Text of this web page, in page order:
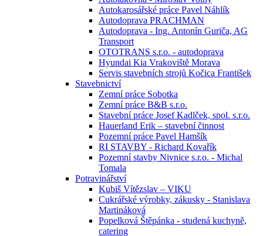
Autokarosářské práce Pavel Náhlík
Autodoprava PRACHMAN
Autodoprava - Ing. Antonín Guriča, AG
Transport
OTOTRANS s.r.o. - autodoprava
Hyundai Kia Vrakoviště Morava
Servis stavebních strojů Kočica František
Stavebnictví
Zemní práce Sobotka
Zemní práce B&B s.r.o.
Stavební práce Josef Kadlček, spol. s.r.o.
Hauerland Erik – stavební činnost
Pozemní práce Pavel Hamšík
RI STAVBY - Richard Kovařík
Pozemní stavby Nivnice s.r.o. - Michal
Tomala
Potravinářství
Kubiš Vítězslav – VIKU
Cukrářské výrobky, zákusky - Stanislava
Martináková
Popelková Štěpánka - studená kuchyně,
catering